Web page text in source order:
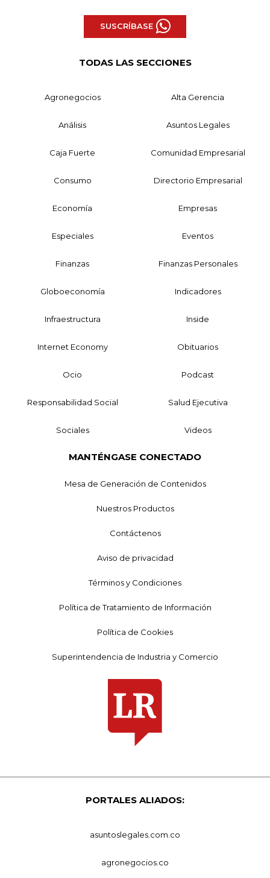
SUSCRÍBASE
TODAS LAS SECCIONES
Agronegocios Alta Gerencia
Análisis Asuntos Legales
Caja Fuerte Comunidad Empresarial
Consumo Directorio Empresarial
Economía Empresas
Especiales Eventos
Finanzas Finanzas Personales
Globoeconomía Indicadores
Infraestructura Inside
Internet Economy Obituarios
Ocio Podcast
Responsabilidad Social Salud Ejecutiva
Sociales Videos
MANTÉNGASE CONECTADO
Mesa de Generación de Contenidos
Nuestros Productos
Contáctenos
Aviso de privacidad
Términos y Condiciones
Política de Tratamiento de Información
Política de Cookies
Superintendencia de Industria y Comercio
PORTALES ALIADOS:
asuntoslegales.com.co
agronegocios.co